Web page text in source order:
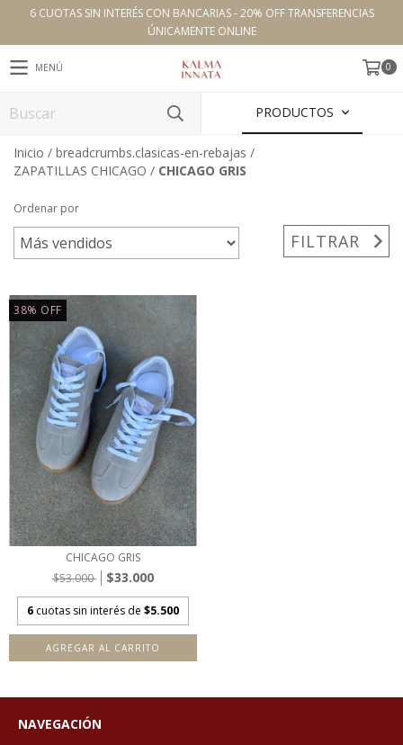
6 CUOTAS SIN INTERÉS CON BANCARIAS - 20% OFF TRANSFERENCIAS
ÚNICAMENTE ONLINE
MENÚ 0
PRODUCTOS
Inicio / breadcrumbs.clasicas-en-rebajas /
ZAPATILLAS CHICAGO / CHICAGO GRIS
Ordenar por
FILTRAR
38% OFF
CHICAGO GRIS
$53.000
$33.000
6 cuotas sin interés de $5.500
AGREGAR AL CARRITO
NAVEGACIÓN